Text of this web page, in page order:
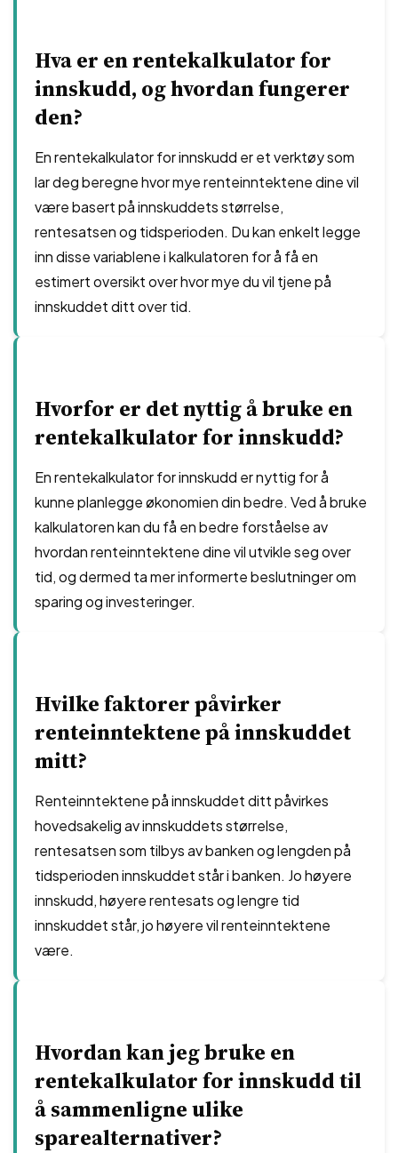
Hva er en rentekalkulator for
innskudd, og hvordan fungerer
den?
En rentekalkulator for innskudd er et verktøy som
lar deg beregne hvor mye renteinntektene dine vil
være basert på innskuddets størrelse,
rentesatsen og tidsperioden. Du kan enkelt legge
inn disse variablene i kalkulatoren for å få en
estimert oversikt over hvor mye du vil tjene på
innskuddet ditt over tid.
Hvorfor er det nyttig å bruke en
rentekalkulator for innskudd?
En rentekalkulator for innskudd er nyttig for å
kunne planlegge økonomien din bedre. Ved å bruke
kalkulatoren kan du få en bedre forståelse av
hvordan renteinntektene dine vil utvikle seg over
tid, og dermed ta mer informerte beslutninger om
sparing og investeringer.
Hvilke faktorer påvirker
renteinntektene på innskuddet
mitt?
Renteinntektene på innskuddet ditt påvirkes
hovedsakelig av innskuddets størrelse,
rentesatsen som tilbys av banken og lengden på
tidsperioden innskuddet står i banken. Jo høyere
innskudd, høyere rentesats og lengre tid
innskuddet står, jo høyere vil renteinntektene
være.
Hvordan kan jeg bruke en
rentekalkulator for innskudd til
å sammenligne ulike
sparealternativer?